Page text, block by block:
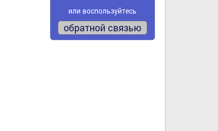
или воспользуйтесь
обратной связью